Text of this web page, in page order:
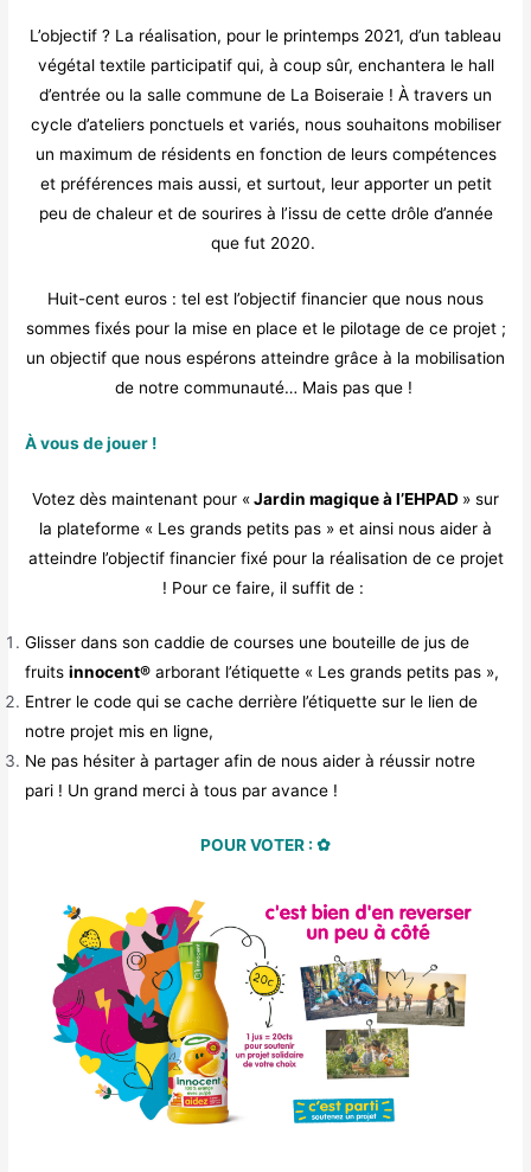
L’objectif ? La réalisation, pour le printemps 2021, d’un tableau
végétal textile participatif qui, à coup sûr, enchantera le hall
d’entrée ou la salle commune de La Boiseraie ! À travers un
cycle d’ateliers ponctuels et variés, nous souhaitons mobiliser
un maximum de résidents en fonction de leurs compétences
et préférences mais aussi, et surtout, leur apporter un petit
peu de chaleur et de sourires à l’issu de cette drôle d’année
que fut 2020.
Huit-cent euros : tel est l’objectif financier que nous nous
sommes fixés pour la mise en place et le pilotage de ce projet ;
un objectif que nous espérons atteindre grâce à la mobilisation
de notre communauté… Mais pas que !
À vous de jouer !
Votez dès maintenant pour «Jardin magique à l’EHPAD » sur
la plateforme « Les grands petits pas » et ainsi nous aider à
atteindre l’objectif financier fixé pour la réalisation de ce projet
! Pour ce faire, il suffit de :
Glisser dans son caddie de courses une bouteille de jus de
fruitsinnocent® arborant l’étiquette « Les grands petits pas »,
Entrer le code qui se cache derrière l’étiquette sur le lien de
notre projet mis en ligne,
Ne pas hésiter à partager afin de nous aider à réussir notre
pari ! Un grand merci à tous par avance !
POUR VOTER : ✿